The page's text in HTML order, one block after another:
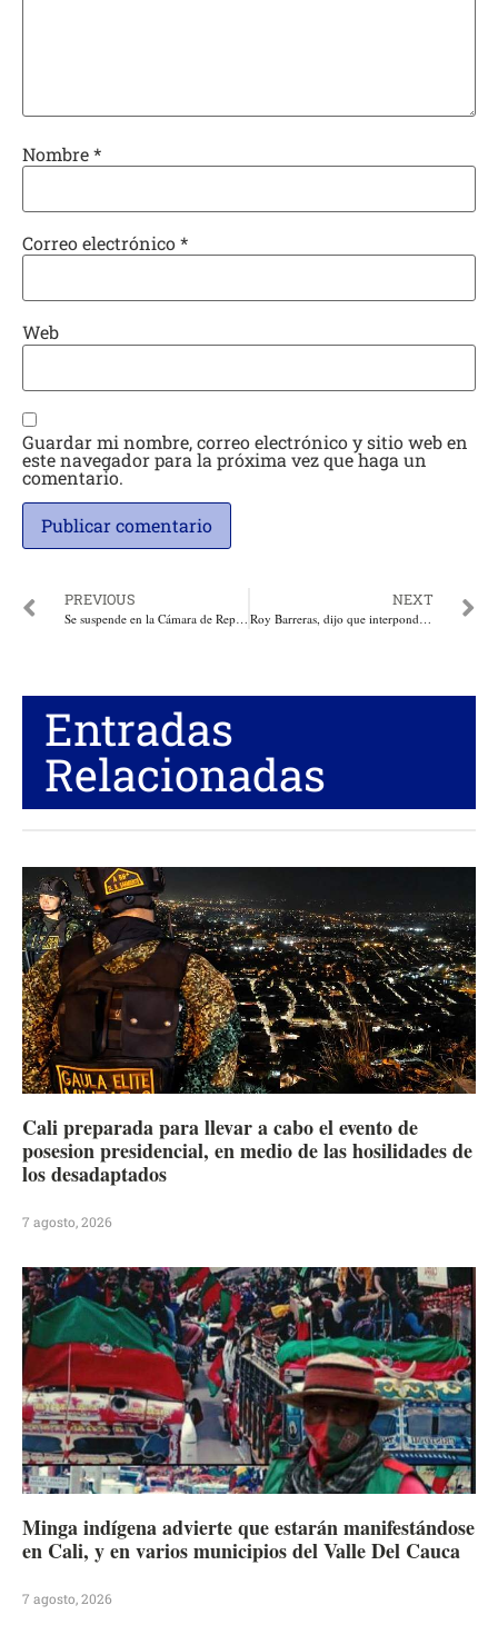
Nombre*
Correo electrónico*
Web
Guardar mi nombre, correo electrónico y sitio web en
este navegador para la próxima vez que haga un
comentario.
PREVIOUS
Se suspende en la Cámara de Representantes el debate del Plan Nacional de Desarrollo, continúa este jueves a las 8:00 de la mañana
NEXT
Roy Barreras, dijo que interpondrá una tutela contra la nulidad de su elección
Entradas
Relacionadas
Cali preparada para llevar a cabo el evento de
posesion presidencial, en medio de las hosilidades de
los desadaptados
7 agosto, 2026
Minga indígena advierte que estarán manifestándose
en Cali, y en varios municipios del Valle Del Cauca
7 agosto, 2026